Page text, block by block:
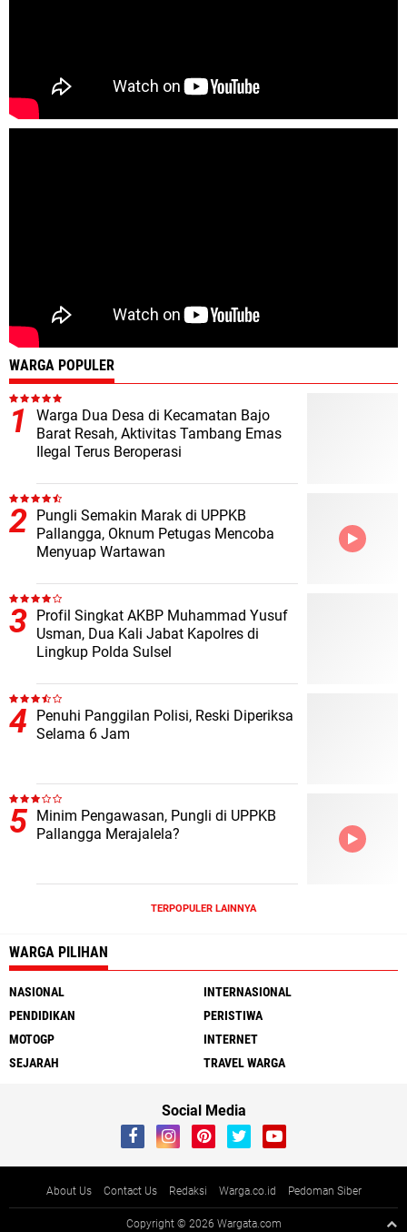
WARGA POPULER
Warga Dua Desa di Kecamatan Bajo
Barat Resah, Aktivitas Tambang Emas
Ilegal Terus Beroperasi
Pungli Semakin Marak di UPPKB
Pallangga, Oknum Petugas Mencoba
Menyuap Wartawan
Profil Singkat AKBP Muhammad Yusuf
Usman, Dua Kali Jabat Kapolres di
Lingkup Polda Sulsel
Penuhi Panggilan Polisi, Reski Diperiksa
Selama 6 Jam
Minim Pengawasan, Pungli di UPPKB
Pallangga Merajalela?
TERPOPULER LAINNYA
WARGA PILIHAN
NASIONAL
INTERNASIONAL
PENDIDIKAN
PERISTIWA
MOTOGP
INTERNET
SEJARAH
TRAVEL WARGA
Social Media
About Us Contact Us Redaksi Warga.co.id Pedoman Siber
Copyright © 2026 Wargata.com